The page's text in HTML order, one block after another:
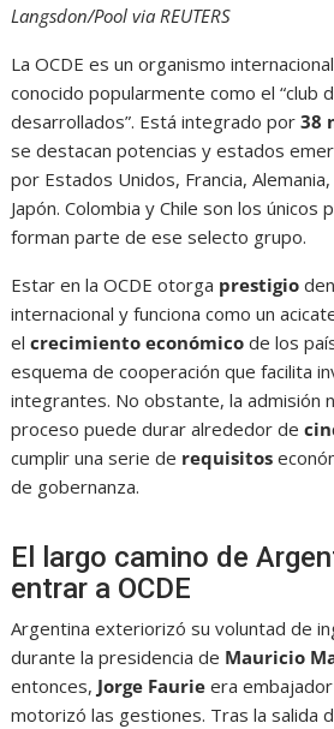
Langsdon/Pool via REUTERS
La OCDE es un organismo
conocido popularmente como el “club
desarrollados”. Está integrado por 38
se destacan potencias y estados
por Estados Unidos, Francia,
Japón. Colombia y Chile son los únicos
forman parte de ese selecto grupo.
Estar en la OCDE otorga prestigio
internacional y funciona como un
elcrecimiento económico de los
esquema de cooperación que facilita
integrantes. No obstante, la admisión
proceso puede durar alrededor de
cumplir una serie de requisitos
de gobernanza.
El largo camino de
entrar a OCDE
Argentina exteriorizó su voluntad de
durante la presidencia de Mauricio
entonces, Jorge Faurie era
motorizó las gestiones. Tras la salida